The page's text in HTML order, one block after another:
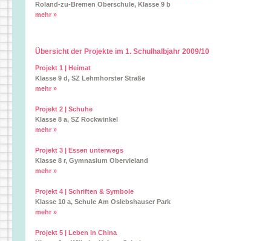
Roland-zu-Bremen Oberschule, Klasse 9 b
mehr »
Übersicht der Projekte im 1. Schulhalbjahr 2009/10
Projekt 1 | Heimat
Klasse 9 d, SZ Lehmhorster Straße
mehr »
Projekt 2 | Schuhe
Klasse 8 a, SZ Rockwinkel
mehr »
Projekt 3 | Essen unterwegs
Klasse 8 r, Gymnasium Obervieland
mehr »
Projekt 4 | Schriften & Symbole
Klasse 10 a, Schule Am Oslebshauser Park
mehr »
Projekt 5 | Leben in China